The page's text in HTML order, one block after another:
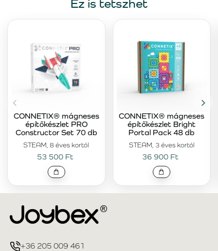
Ez is tetszhet
STEAM, 8 éves kortól
CONNETIX® mágneses
építőkészlet PRO
Constructor Set 70 db
53 500 Ft
STEAM, 3 éves kortól
CONNETIX® mágneses
építőkészlet Bright
Portal Pack 48 db
36 900 Ft
+36 205 009 461